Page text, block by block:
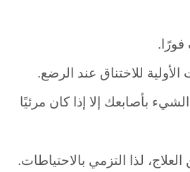
فورًا.
للاختناق عند الرضع.
بأصابعك إلا إذا كان مرئيًا
لذا التزمي بالاحتياطات.